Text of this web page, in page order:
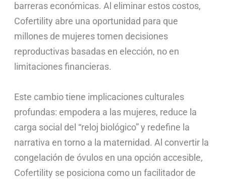
barreras económicas. Al eliminar estos costos,
Cofertility abre una oportunidad para que
millones de mujeres tomen decisiones
reproductivas basadas en elección, no en
limitaciones financieras.
Este cambio tiene implicaciones culturales
profundas: empodera a las mujeres, reduce la
carga social del “reloj biológico” y redefine la
narrativa en torno a la maternidad. Al convertir la
congelación de óvulos en una opción accesible,
Cofertility se posiciona como un facilitador de